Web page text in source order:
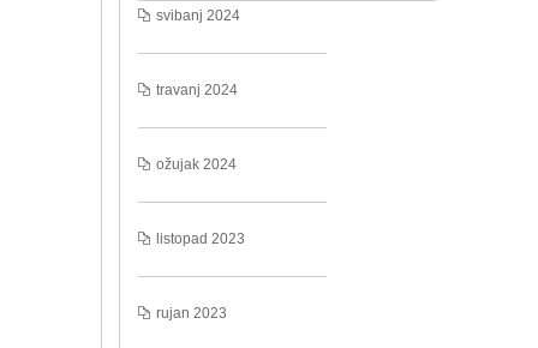
svibanj 2024
travanj 2024
ožujak 2024
listopad 2023
rujan 2023